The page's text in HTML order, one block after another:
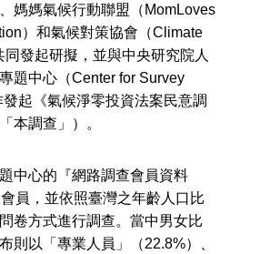
媽媽氣候行動聯盟（MomLoves
）和氣候對策協會（Climate
同發起研擬，並與中央研究院人
題中心（Center for Survey
起《氣候淨零投資法案民意調
本調查」）。
中心的『網路調查會員資料
員，並依照臺灣之年齡人口比
卷方式進行調查。當中男女比
則以「專業人員」（22.8%）、